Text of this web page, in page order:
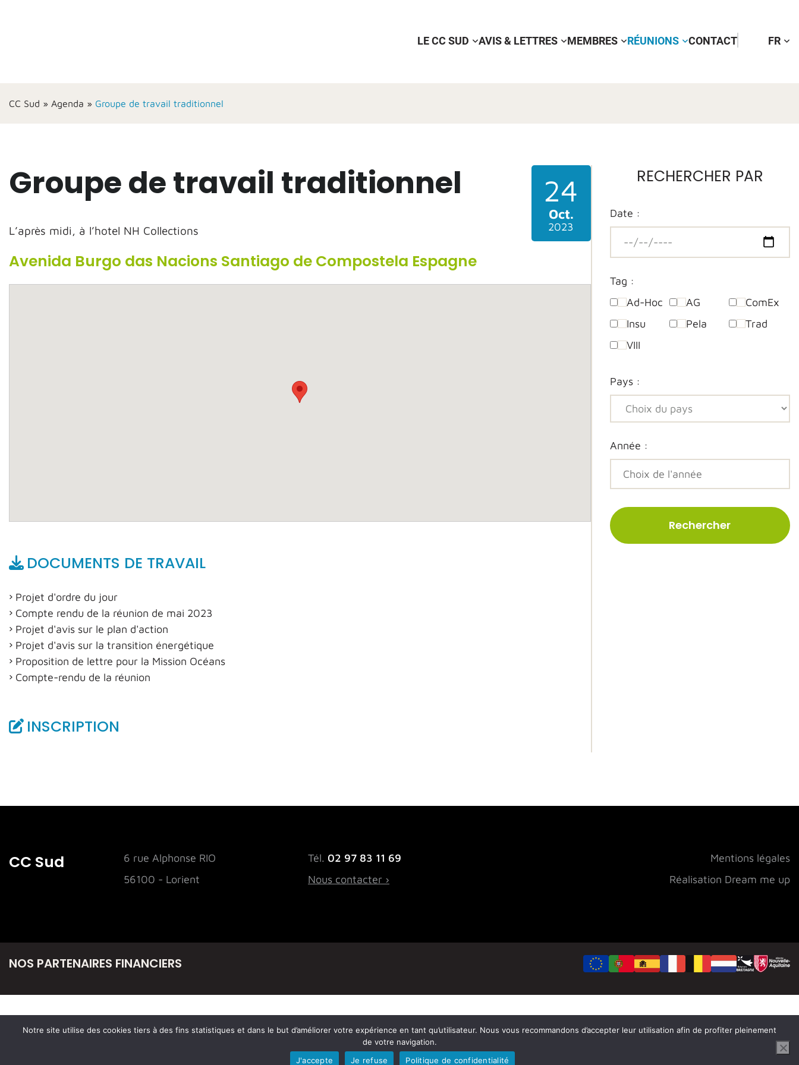
LE CC SUD AVIS & LETTRES MEMBRES RÉUNIONS CONTACT FR
CC Sud » Agenda » Groupe de travail traditionnel
Groupe de travail traditionnel
L’après midi, à l’hotel NH Collections
24
Oct.
2023
Avenida Burgo das Nacions Santiago de Compostela Espagne
DOCUMENTS DE TRAVAIL
Projet d'ordre du jour
Compte rendu de la réunion de mai 2023
Projet d'avis sur le plan d'action
Projet d'avis sur la transition énergétique
Proposition de lettre pour la Mission Océans
Compte-rendu de la réunion
INSCRIPTION
RECHERCHER PAR
Date :
Tag :
Ad-Hoc
AG
ComEx
Insu
Pela
Trad
VIII
Pays :
Année :
Rechercher
CC Sud
6 rue Alphonse RIO
56100 - Lorient
Tél. 02 97 83 11 69
Nous contacter ›
Mentions légales
Réalisation Dream me up
NOS PARTENAIRES FINANCIERS
Notre site utilise des cookies tiers à des fins statistiques et dans le but d’améliorer votre expérience en tant qu’utilisateur. Nous vous recommandons d’accepter leur utilisation afin de profiter pleinement
de votre navigation.
J'accepte
Je refuse Politique de confidentialité